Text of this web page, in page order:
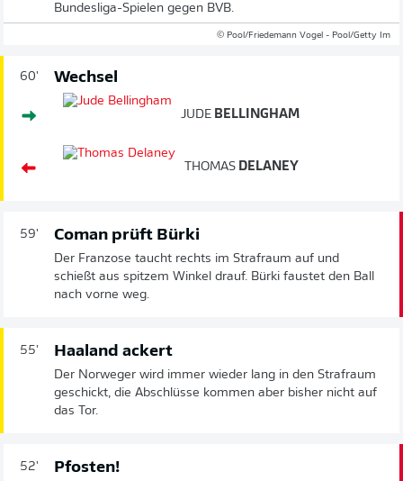
Bundesliga-Spielen gegen BVB.
© Pool/Friedemann Vogel - Pool/Getty Im
60' Wechsel
JUDE BELLINGHAM
THOMAS DELANEY
59' Coman prüft Bürki
Der Franzose taucht rechts im Strafraum auf und
schießt aus spitzem Winkel drauf. Bürki faustet den Ball
nach vorne weg.
55' Haaland ackert
Der Norweger wird immer wieder lang in den Strafraum
geschickt, die Abschlüsse kommen aber bisher nicht auf
das Tor.
52' Pfosten!